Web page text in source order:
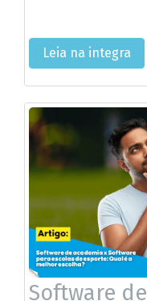
Leia na integra
Software